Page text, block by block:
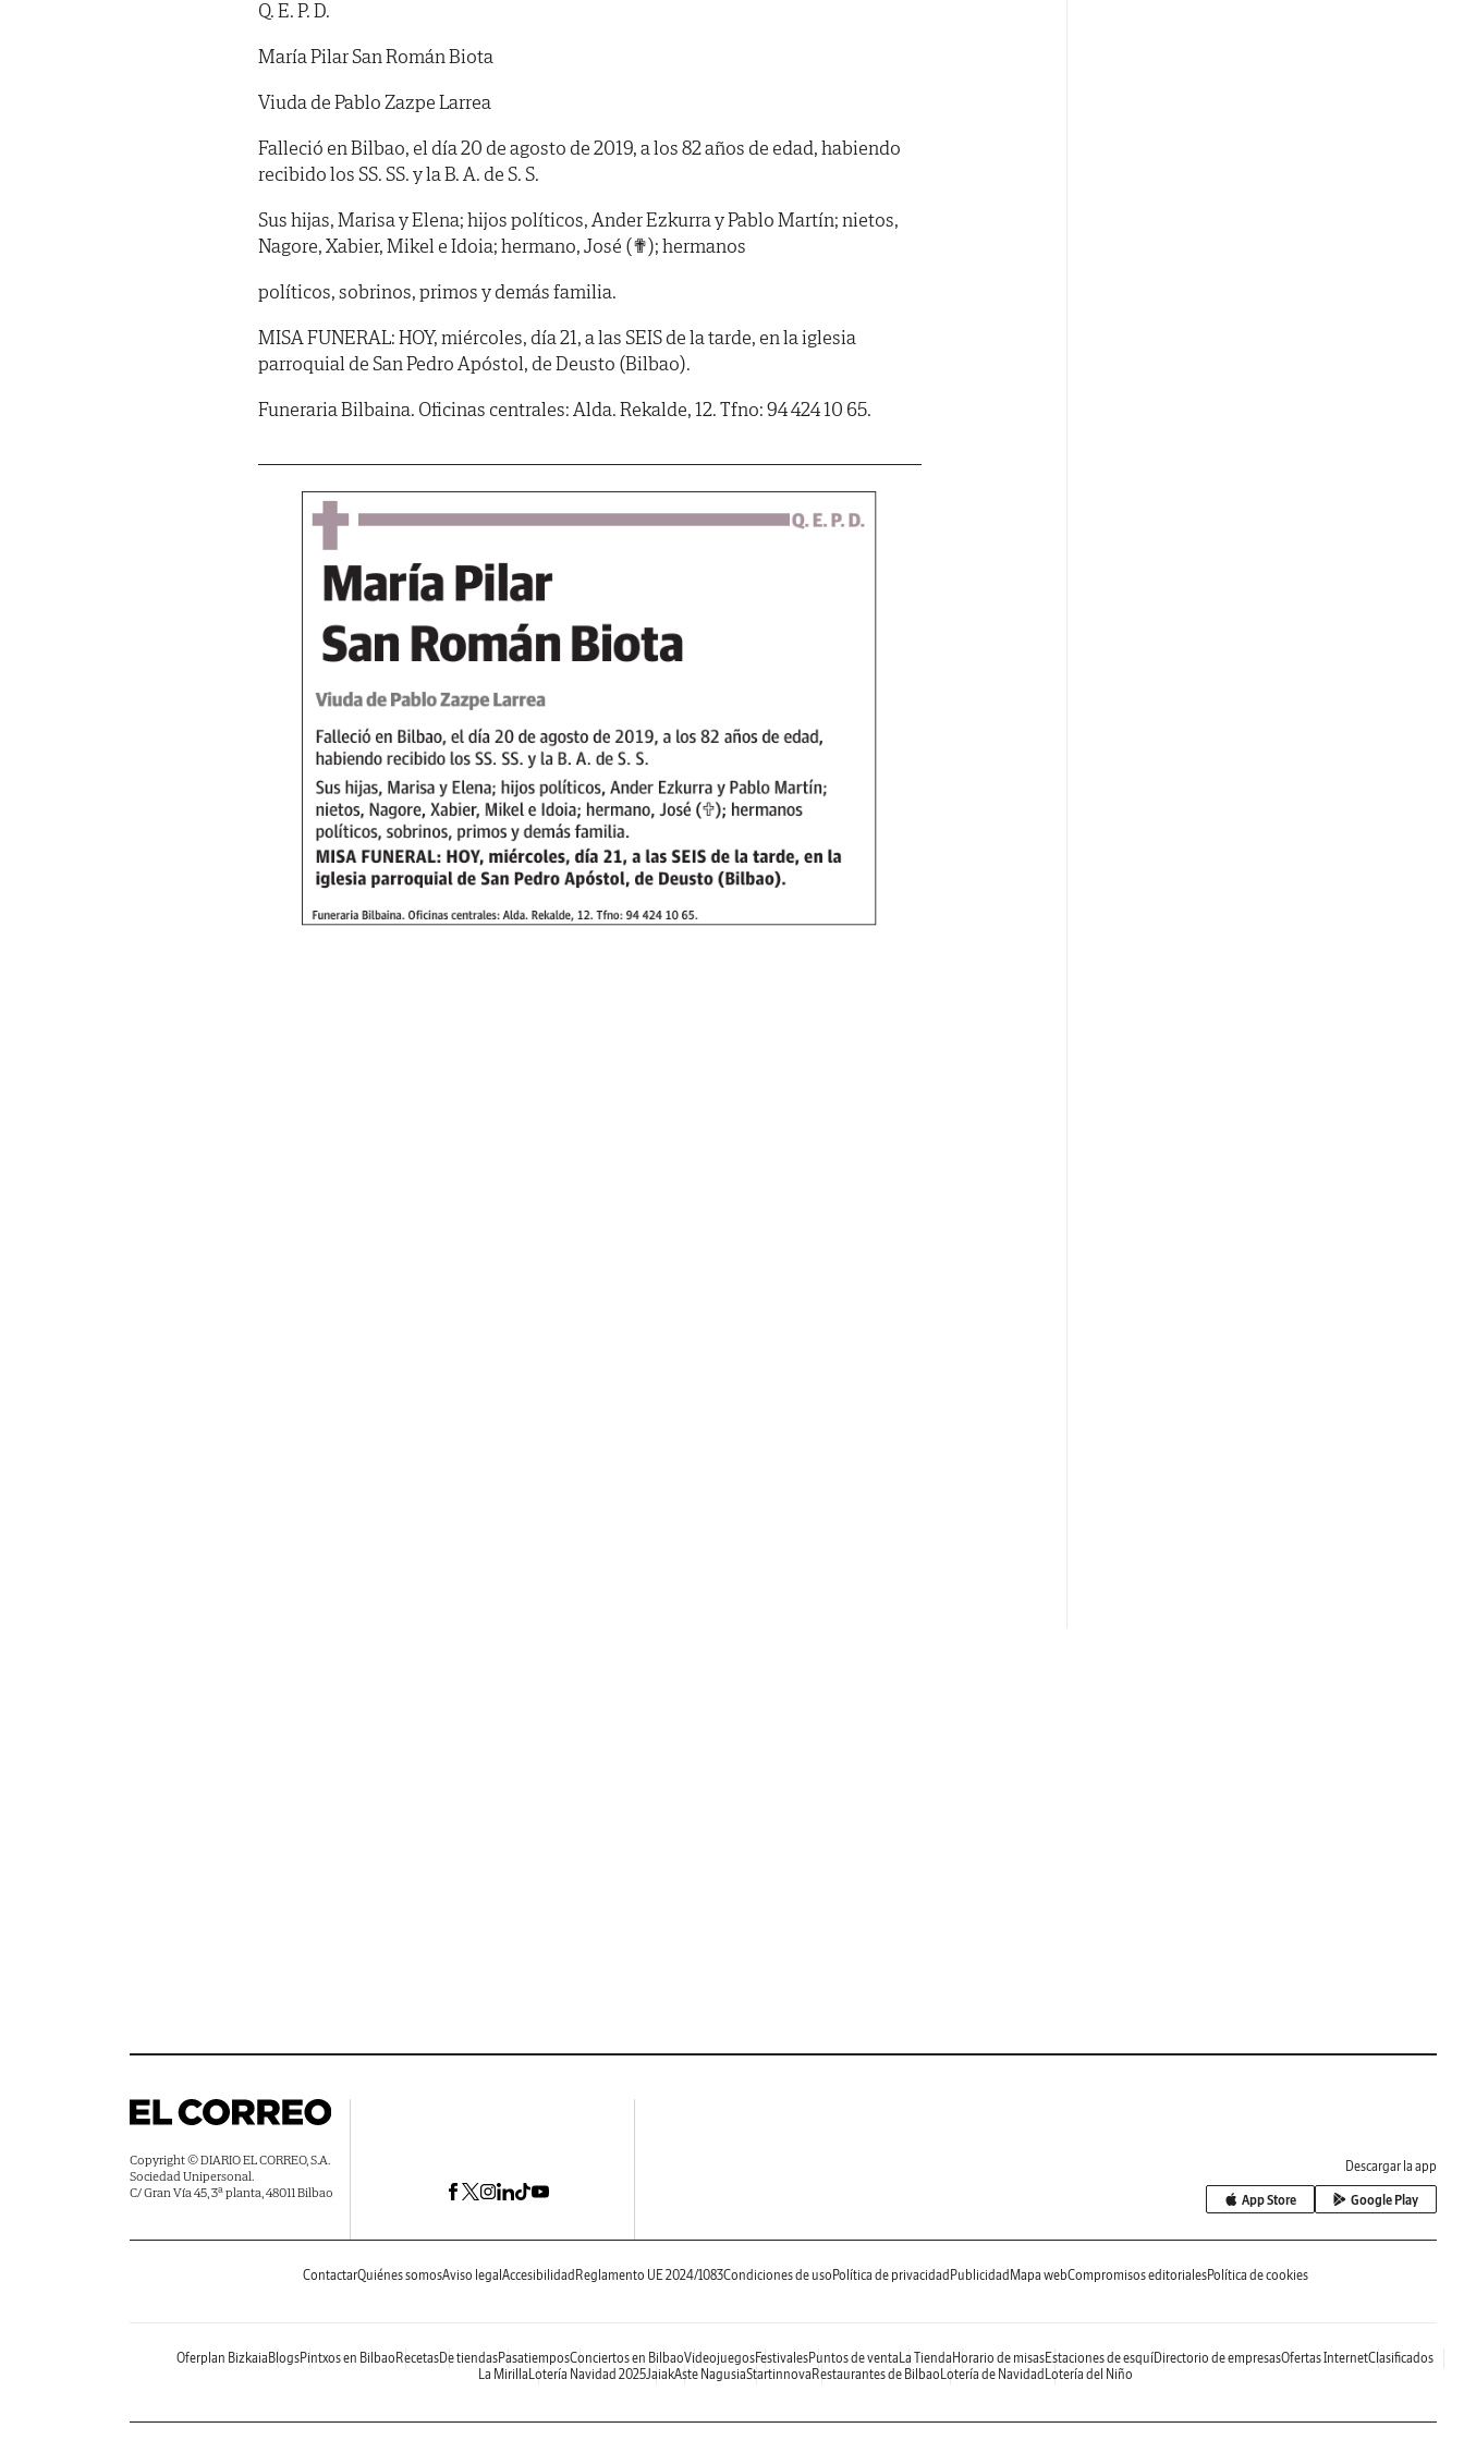
Q. E. P. D.
María Pilar San Román Biota
Viuda de Pablo Zazpe Larrea
Falleció en Bilbao, el día 20 de agosto de 2019, a los 82 años de edad, habiendo
recibido los SS. SS. y la B. A. de S. S.
Sus hijas, Marisa y Elena; hijos políticos, Ander Ezkurra y Pablo Martín; nietos,
Nagore, Xabier, Mikel e Idoia; hermano, José (✟); hermanos
políticos, sobrinos, primos y demás familia.
MISA FUNERAL: HOY, miércoles, día 21, a las SEIS de la tarde, en la iglesia
parroquial de San Pedro Apóstol, de Deusto (Bilbao).
Funeraria Bilbaina. Oficinas centrales: Alda. Rekalde, 12. Tfno: 94 424 10 65.
Copyright © DIARIO EL CORREO, S.A.
Sociedad Unipersonal.
C/ Gran Vía 45, 3ª planta, 48011 Bilbao
Descargar la app
App Store Google Play
ContactarQuiénes somosAviso legal Accesibilidad Reglamento UE 2024/1083Condiciones de uso Política de privacidad Publicidad Mapa webCompromisos editorialesPolítica de cookies
Oferplan Bizkaia BlogsPintxos en Bilbao RecetasDe tiendasPasatiemposConciertos en BilbaoVideojuegosFestivalesPuntos de venta La Tienda Horario de misasEstaciones de esquíDirectorio de empresasOfertas InternetClasificados
La Mirilla Lotería Navidad 2025JaiakAste NagusiaStartinnova Restaurantes de Bilbao Lotería de Navidad Lotería del Niño